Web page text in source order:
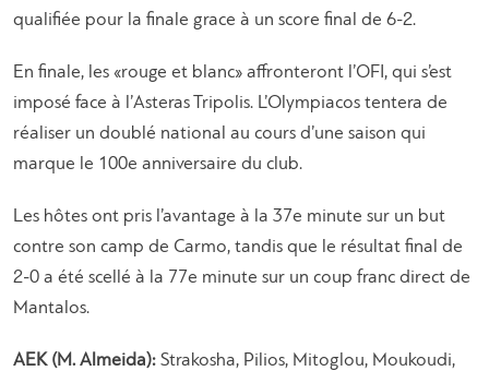
qualifiée pour la finale grace à un score final de 6-2.
En finale, les «rouge et blanc» affronteront l’OFI, qui s’est
imposé face à l’Asteras Tripolis. L’Olympiacos tentera de
réaliser un doublé national au cours d’une saison qui
marque le 100e anniversaire du club.
Les hôtes ont pris l’avantage à la 37e minute sur un but
contre son camp de Carmo, tandis que le résultat final de
2-0 a été scellé à la 77e minute sur un coup franc direct de
Mantalos.
AEK (M. Almeida): Strakosha, Pilios, Mitoglou, Moukoudi,